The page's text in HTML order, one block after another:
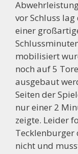
vor Schluss
einer
mobilisiert
noch auf 5
ausgebaut
Seiten der
nur einer 2
zeigte. Leider
Tecklenburger
nicht und